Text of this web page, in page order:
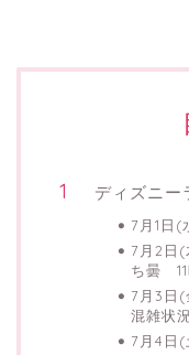
ディズニー
7月1日
7月2日
ち曇 11
7月3
混雑状
7月4日